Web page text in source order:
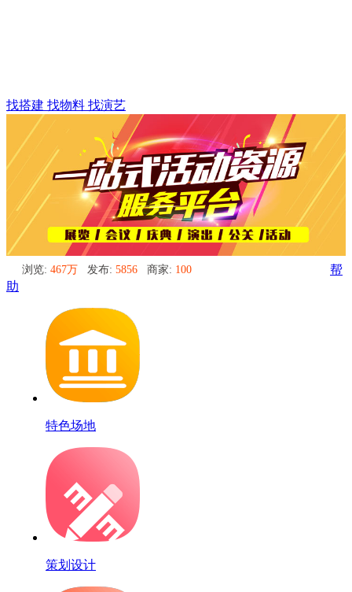
找搭建 找物料 找演艺
浏览: 467万 发布: 5856 商家: 100
帮
助
特色场地
策划设计